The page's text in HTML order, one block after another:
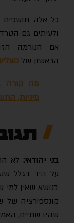
כל אלה חושפים
ולעיתים גם
אם הנורמה הזו
הראשון שלכשליש
מה קורה
מיניות,
בני יהודאי:לא
על היד בגלל
בנושא שאין למי
קונספירציה של שתי
שהיו שתיים, האמינו